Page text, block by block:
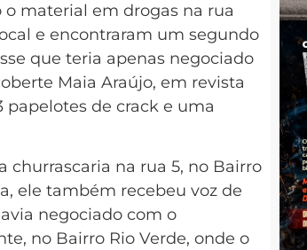
material em drogas na rua
e encontraram um segundo
que teria apenas negociado
Maia Araújo, em revista
papelotes de crack e uma
churrascaria na rua 5, no Bairro
ele também recebeu voz de
negociado com o
no Bairro Rio Verde, onde o